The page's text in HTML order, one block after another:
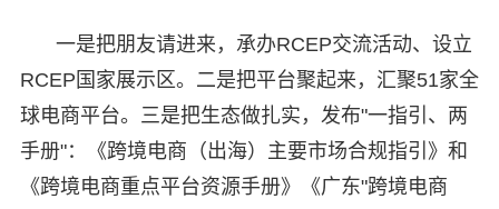
一是把朋友请进来，承办RCEP交流活动、设立
RCEP国家展示区。二是把平台聚起来，汇聚51家全
球电商平台。三是把生态做扎实，发布"一指引、两
手册"：《跨境电商（出海）主要市场合规指引》和
《跨境电商重点平台资源手册》《广东"跨境电商